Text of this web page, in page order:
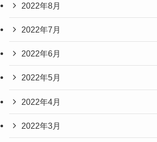
2022年8月
2022年7月
2022年6月
2022年5月
2022年4月
2022年3月